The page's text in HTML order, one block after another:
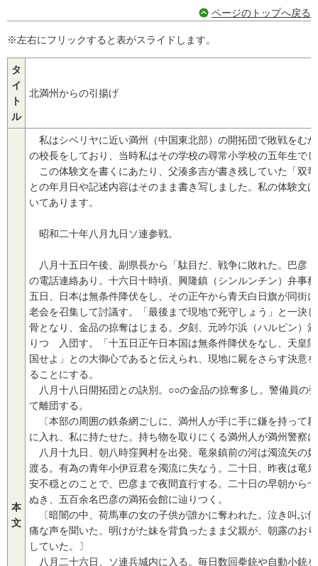
ページのトップへ戻る
※左右にフリックすると表がスライドします。
タ
イ
ト
ル
北満州からの引揚げ
本
文
私はシベリヤに近い満州（中国東北部）の開拓団で敗戦をむ
の校長をしており、当時私はその学校の尋常小学校の五年生で
この体験文を書くにあたり、父湊多吉が書き残していた「双
との年月日や記述内容はそのまま書き写しました。私の体験
いてあります。
昭和二十年八月九日ソ連参戦。
八月十五日午後、副県長から「駄目だ、戦争に敗れた。巴彦
の電話連絡あり。十六日十時頃、興隆鎮（シンルンチン）弁事
五日、日本は無条件降伏をし、その正午から青天白日旗が同街
老会を召集して討議す。「最後まで現地で死守しょう」と一決
骨となり、金品の掠奪はじまる。夕刻、元吟尓浜（ハルピン）
りつゝ入団す。「十五日正午日本国は無条件降伏をなし、天皇
国せよ」との大御心であると伝えられ、現地に屍をさらす決意
ることにする。
八月十八日開拓団との訣別。○○の金品の掠奪多し。警備員の
て離団する。
〔本部の周囲の鉄条網ごしに、満州人が手に手に鎌を持って
に入れ、私に持たせた。持ち物を取りにくる満州人が満州警察
八月十九日、朝八時窪興村を出発。竜泉鎮前の河は濁流矢の
渡る。有為の青年小伊豆君を濁流に失なう。二十日、昨夜は竜
安不穏とのことで、巴彦まで夜間直行する。二十日の早朝から
ぬき、五百余名巴彦の満拓会館に辿りつく。
〔暗闇の中、荷馬車の女の子供が誰かに奪われた。泣き叫ぶ
痛な声を聞いた。明けがた妹を背負ったまま父親が、朝露のお
していた。〕
八月二十六日、ソ連兵城内に入る。毎日数回拳銃や自動小銃